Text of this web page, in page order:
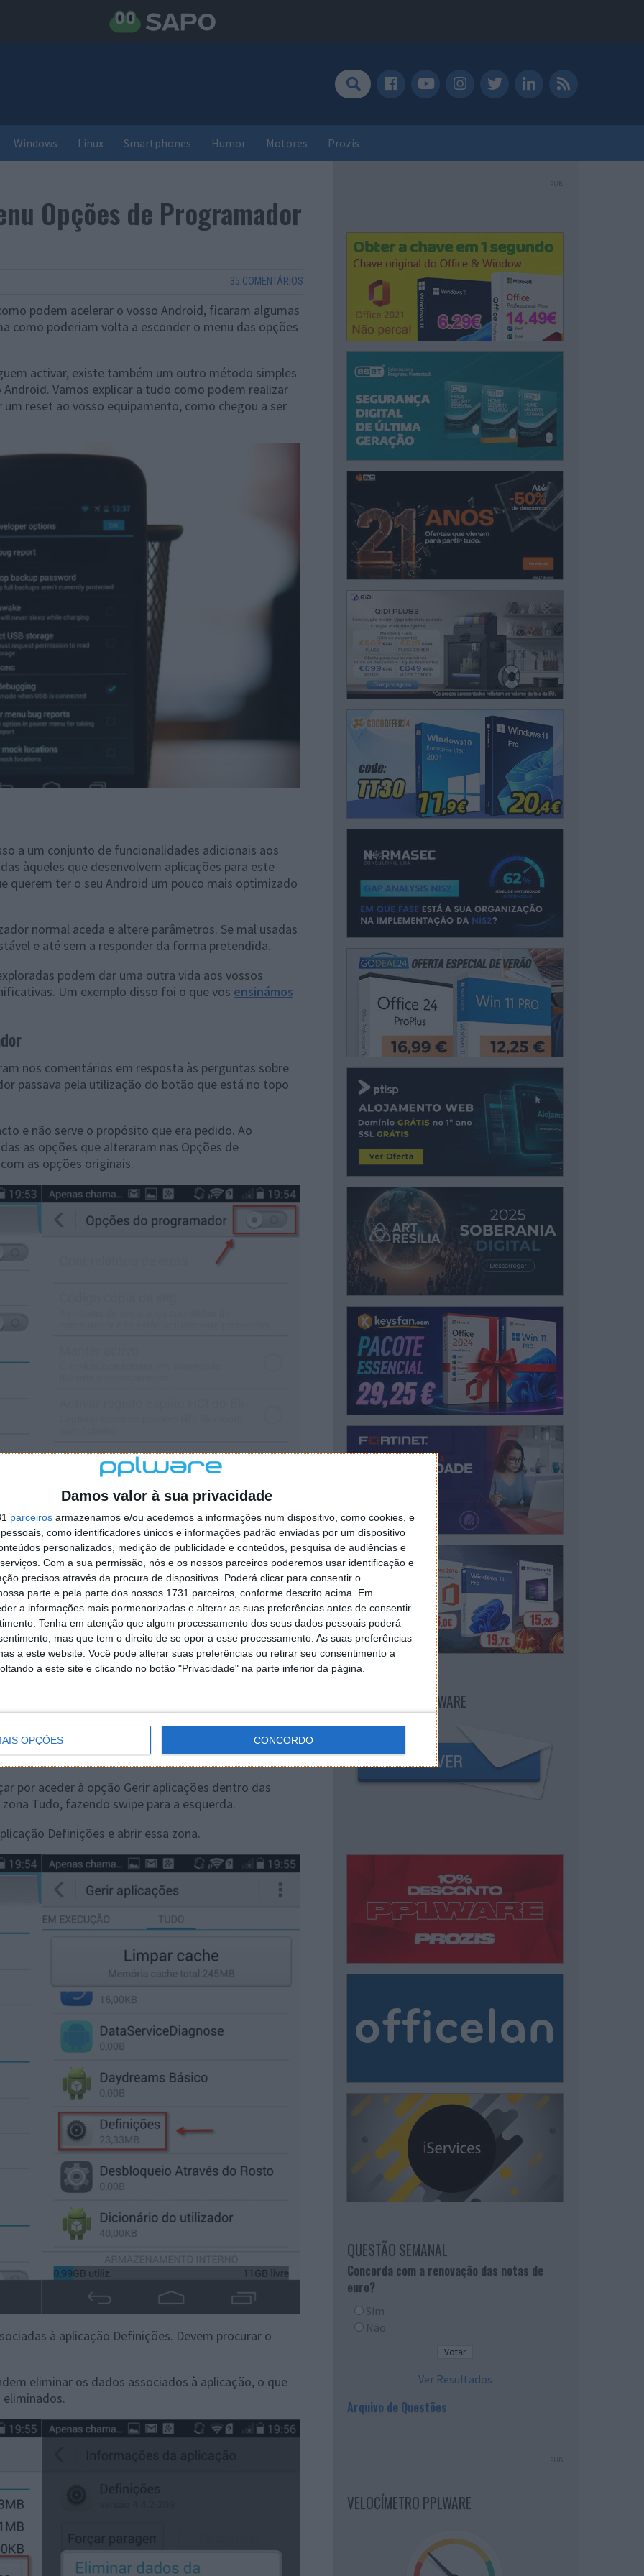
Damos valor à sua privacidade
parceiros armazenamos e/ou acedemos a informações num dispositivo, como cookies, e
como identificadores únicos e informações padrão enviadas por um dispositivo
personalizados, medição de publicidade e conteúdos, pesquisa de audiências e
Com a sua permissão, nós e os nossos parceiros poderemos usar identificação e
precisos através da procura de dispositivos. Poderá clicar para consentir o
parte e pela parte dos nossos 1731 parceiros, conforme descrito acima. Em
a informações mais pormenorizadas e alterar as suas preferências antes de consentir
Tenha em atenção que algum processamento dos seus dados pessoais poderá
mas que tem o direito de se opor a esse processamento. As suas preferências
a este website. Você pode alterar suas preferências ou retirar seu consentimento a
a este site e clicando no botão "Privacidade" na parte inferior da página.
OPÇÕES CONCORDO
Windows Linux Smartphones Humor Motores Prozis
Opções de Programador
35 COMENTÁRIOS
podem acelerar o vosso Android, ficaram algumas
como poderiam volta a esconder o menu das opções
activar, existe também um outro método simples
Vamos explicar a tudo como podem realizar
reset ao vosso equipamento, como chegou a ser
a um conjunto de funcionalidades adicionais aos
àqueles que desenvolvem aplicações para este
querem ter o seu Android um pouco mais optimizado
normal aceda e altere parâmetros. Se mal usadas
e até sem a responder da forma pretendida.
podem dar uma outra vida aos vossos
Um exemplo disso foi o que vos ensinámos
nos comentários em resposta às perguntas sobre
passava pela utilização do botão que está no topo
e não serve o propósito que era pedido. Ao
as opções que alteraram nas Opções de
as opções originais.
que tenham feito estejam a causar problemas ao
de uma única vez.
opções do Android a opção Opções de Programador
dos dados associados à aplicação Definições.
por aceder à opção Gerir aplicações dentro das
Tudo, fazendo swipe para a esquerda.
Definições e abrir essa zona.
à aplicação Definições. Devem procurar o
eliminar os dados associados à aplicação, o que
PUB
NEWSLETTER PPLWARE
QUESTÃO SEMANAL
Concorda com a renovação das notas de
euro?
Sim
Não
Ver Resultados
Arquivo de Questões
PUB
VELOCÍMETRO PPLWARE